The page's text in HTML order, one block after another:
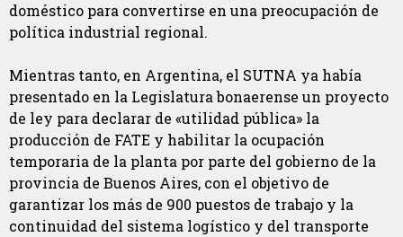
doméstico para convertirse en una preocupación de
política industrial regional.
Mientras tanto, en Argentina, el SUTNA ya había
presentado en la Legislatura bonaerense un proyecto
de ley para declarar de «utilidad pública» la
producción de FATE y habilitar la ocupación
temporaria de la planta por parte del gobierno de la
provincia de Buenos Aires, con el objetivo de
garantizar los más de 900 puestos de trabajo y la
continuidad del sistema logístico y del transporte